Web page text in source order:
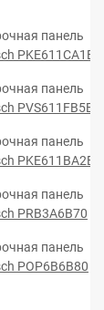
панель
PKE611CA1E
панель
PVS611FB5E
панель
PKE611BA2E
панель
PRB3A6B70
панель
POP6B6B80